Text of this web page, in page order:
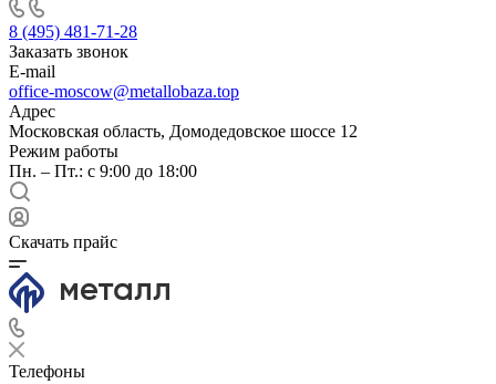
8 (495) 481-71-28
Заказать звонок
E-mail
office-moscow@metallobaza.top
Адрес
Московская область, Домодедовское шоссе 12
Режим работы
Пн. – Пт.: с 9:00 до 18:00
Скачать прайс
Телефоны